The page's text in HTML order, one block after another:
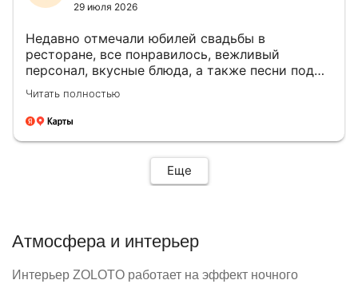
пожеланиям! Официант Марк сделал фото
фото так как много интересных локаций!
Диджей просто молодец! Мгновенно находил
записи с песнями. Ресторан - караоке
заслуживает больших похвал! По выходным
проводятся шоу по отзывам всем нравятся
нужно обязательно прийти и посмотреть? Мы с
оформление блюд просто супер и цены
приемлемые. Фотографии и видео
подарок! Большая благодарнасть всей команде
сегодня! Всем буду рекомендовать ваш
29 июля 2026
Недавно отмечали юбилей свадьбы в
ресторане, все понравилось, вежливый
персонал, вкусные блюда, а также песни под
караоке, без внимания нас не оставляли,
спасибо большое персоналу и ресторану
Золото!
Читать полностью
Еще
Атмосфера и интерьер
Интерьер ZOLOTO работает на эффект ночного